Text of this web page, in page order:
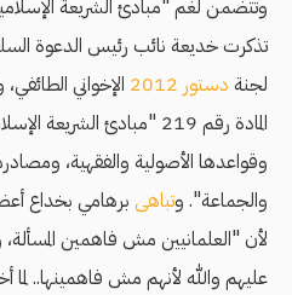
وتتضمن لغم "مبادئ الشريعة
تذكرت خديعة نائب رئيس الدعوة
لجنة دستور 2012
الإخواني
المادة رقم 219 "مبادئ
وقواعدها الأصولية والفقهية،
والجماعة". وتباهى برهامي بخداع
لأن "العلمانيين مش فاهمين
عليهم والله لأنهم مش فاهمينها.. لما